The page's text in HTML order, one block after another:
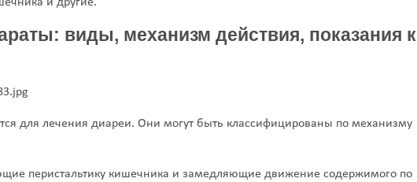
виды, механизм действия, показания к
для лечения диареи. Они могут быть классифицированы по механизму
перистальтику кишечника и замедляющие движение содержимого по